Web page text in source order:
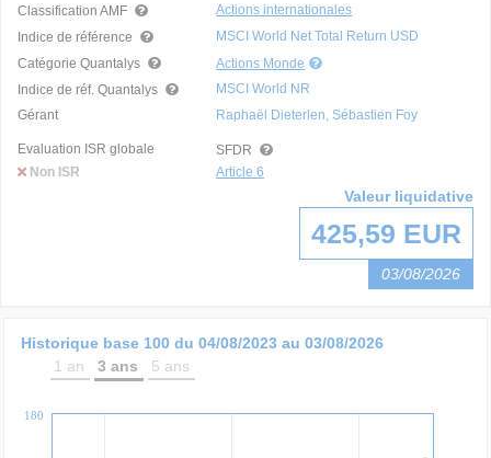
Classification AMF
Actions internationales
Indice de référence
MSCI World Net Total Return USD
Catégorie Quantalys
Actions Monde
Indice de réf. Quantalys
MSCI World NR
Gérant
Raphaël Dieterlen, Sébastien Foy
Evaluation ISR globale
Non ISR
SFDR
Article 6
Valeur liquidative
425,59 EUR
03/08/2026
Historique base 100 du 04/08/2023 au 03/08/2026
1 an
3 ans 5 ans
180